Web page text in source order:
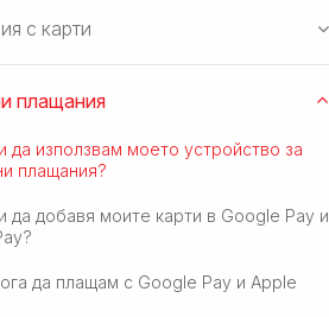
с карти
плащания
да използвам моето устройство за
плащания?
да добавя моите карти в Google Pay и
да плащам с Google Pay и Apple